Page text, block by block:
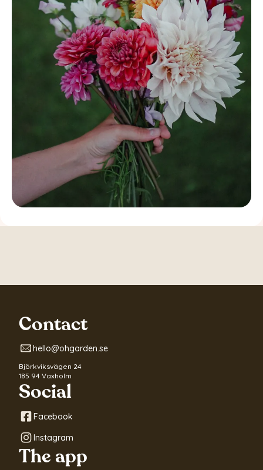
Contact
hello@ohgarden.se
Björkviksvägen 24
185 94 Vaxholm
Social
Facebook
Instagram
The app